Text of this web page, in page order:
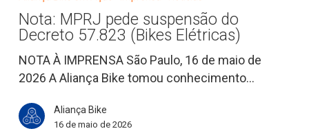
pede
suspensão
do
Decreto
57.823
Elétricas)
Nota: MPRJ pede suspensão do
Decreto 57.823 (Bikes Elétricas)
NOTA À IMPRENSA São Paulo, 16 de maio de
2026 A Aliança Bike tomou conhecimento…
Aliança Bike
16 de maio de 2026